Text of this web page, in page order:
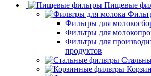
Пищевые
Фильтры для
Фильтры для
Фильтры для
продуктов